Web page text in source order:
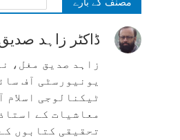
ڈاکٹر زاہد
زاہد صدیق مغل،
یونیورسٹی آف
ٹیکنالوجی اسلام
معاشیات کے
تحقیقی کتابوں